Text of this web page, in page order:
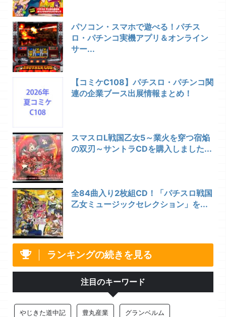
パソコン・スマホで遊べる！パチス
ロ・パチンコ実機アプリ＆オンライン
サー...
【コミケC108】パチスロ・パチンコ関
連の企業ブース出展情報まとめ！
スマスロL戦国乙女5～業火を穿つ宿焔
の双刃～サントラCDを購入しました...
全84曲入り2枚組CD！「パチスロ戦国
乙女ミュージックセレクション」を...
ランキングの続きを見る
注目のキーワード
やじきた道中記 豊丸産業 グランベルム